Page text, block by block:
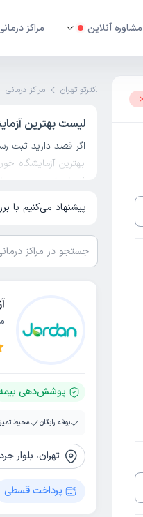
مشاوره آنلاین مراکز
دکترتو دکترتو تهران مراکز درمانی
لیست بهترین
اگر قصد دارید ثبت
بهترین آزمایشگاه
انجام شده و در
نوبت خود را سریع و
با بررسی مشخصات
می‌توانید مناسب‌ترین
تهران معرفی‌ شده در
پیشنهاد می‌کنیم با
پوشش‌دهی
بوفه رایگان محیط
تهران، بلوار
پرداخت قسطی